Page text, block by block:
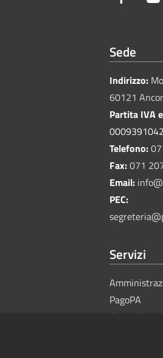
Sede
Indirizzo:
60121
Partita IVA
Telefono:
Fax:071
Email:
PEC:
Servizi
PagoPA
Sportello